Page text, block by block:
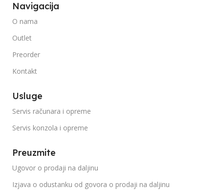
Navigacija
O nama
Outlet
Preorder
Kontakt
Usluge
Servis računara i opreme
Servis konzola i opreme
Preuzmite
Ugovor o prodaji na daljinu
Izjava o odustanku od govora o prodaji na daljinu